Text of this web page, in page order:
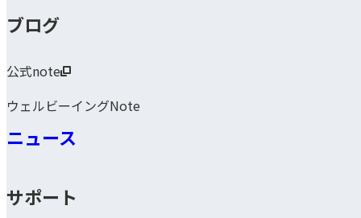
ブログ
公式note
ウェルビーイングNote
ニュース
サポート